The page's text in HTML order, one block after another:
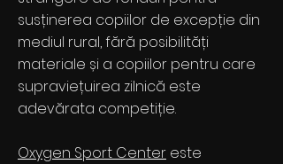
susținerea copiilor de excepție din
mediul rural, fără posibilități
materiale și a copiilor pentru care
supraviețuirea zilnică este
adevărata competiție.
Oxygen Sport Center este